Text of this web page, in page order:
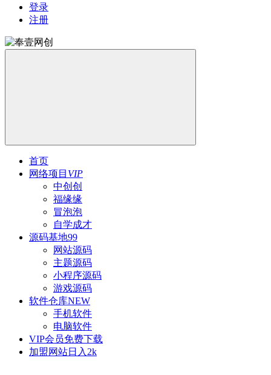
登录
注册
首页
网络项目 VIP
中创创
福缘缘
冒泡泡
自学成才
源码基地99
网站源码
主题源码
小程序源码
游戏源码
软件仓库NEW
手机软件
电脑软件
VIP会员免费下载
加盟网站日入2k